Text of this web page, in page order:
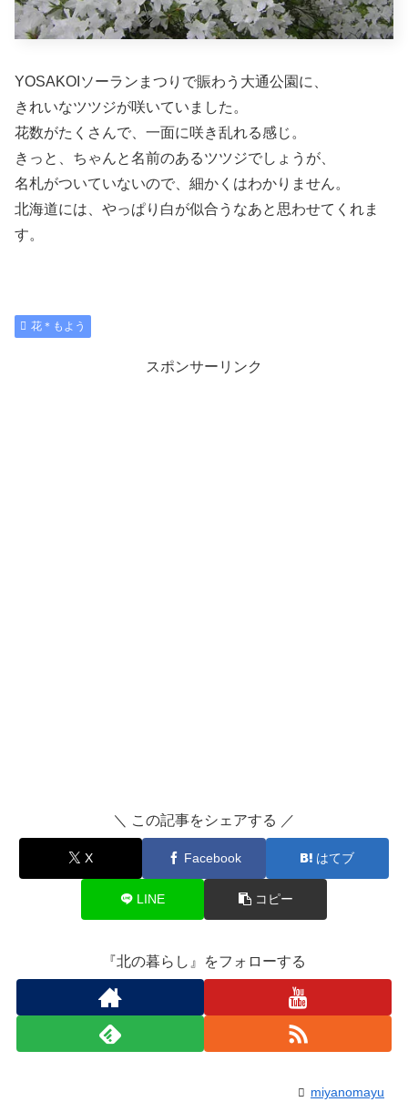
YOSAKOIソーランまつりで賑わう大通公園に、
きれいなツツジが咲いていました。
花数がたくさんで、一面に咲き乱れる感じ。
きっと、ちゃんと名前のあるツツジでしょうが、
名札がついていないので、細かくはわかりません。
北海道には、やっぱり白が似合うなあと思わせてくれま
す。
花＊もよう
スポンサーリンク
＼ この記事をシェアする ／
X Facebook はてブ
LINE コピー
『北の暮らし』をフォローする
miyanomayu